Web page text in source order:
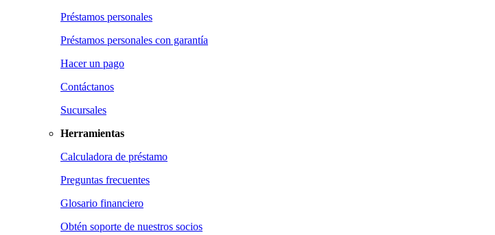
Préstamos personales
Préstamos personales con garantía
Hacer un pago
Contáctanos
Sucursales
Herramientas
Calculadora de préstamo
Preguntas frecuentes
Glosario financiero
Obtén soporte de nuestros socios